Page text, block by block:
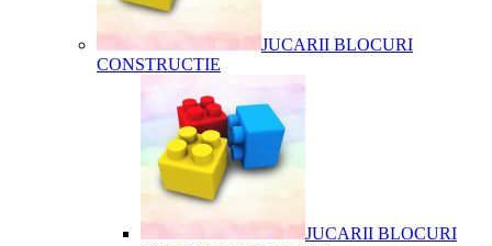
JUCARII BLOCURI
CONSTRUCTIE
JUCARII BLOCURI